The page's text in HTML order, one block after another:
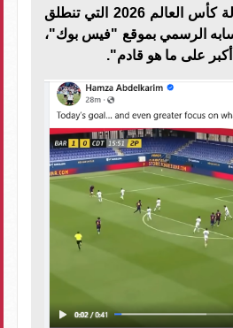
مصر الأولية في بطولة كأس العالم 2026 التي تنطلق
الرسمي بموقع "فيس بوك"،
على ما هو قادم".